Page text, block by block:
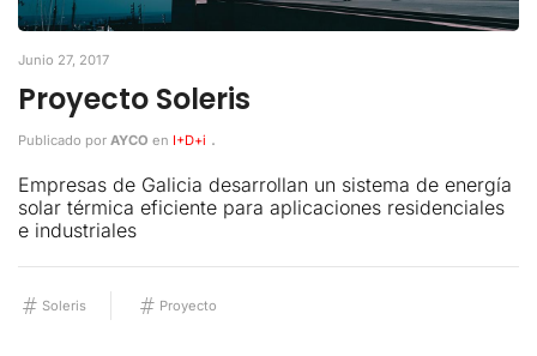
Junio 27, 2017
Proyecto Soleris
Publicado por AYCO en I+D+i .
Empresas de Galicia desarrollan un sistema de energía
solar térmica eficiente para aplicaciones residenciales
e industriales
Soleris Proyecto